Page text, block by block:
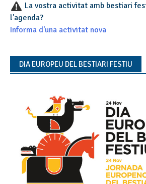
La vostra activitat amb bestiari
l'agenda?
Informa d'una activitat nova
DIA EUROPEU DEL BESTIARI FESTIU